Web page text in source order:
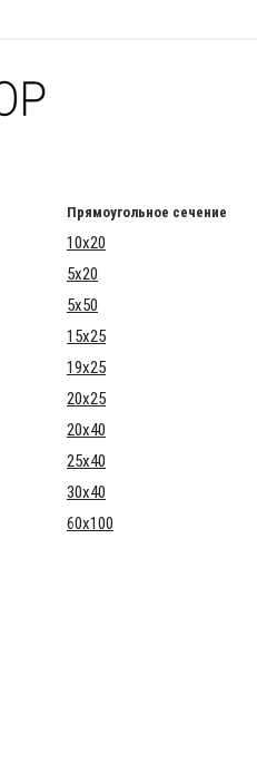
Прямоугольное сечение
10x20
5x20
5x50
15x25
19x25
20x25
20x40
25x40
30x40
60x100